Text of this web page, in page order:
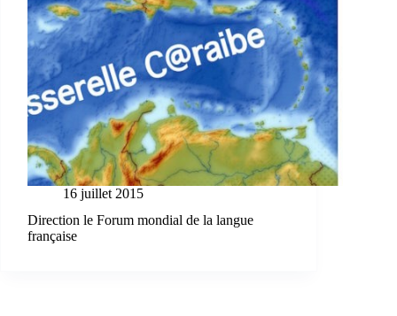
16 juillet 2015
Direction le Forum mondial de la langue
française